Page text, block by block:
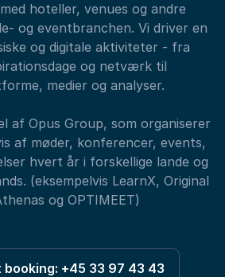
hoteller, venues og andre
og eventbranchen. Vi driver en
og digitale aktiviteter - fra
og netværk til
medier og analyser.
af Opus Group, som organiserer
af møder, konferencer, events,
hvert år i forskellige lande og
(eksempelvis LearnX, Original
og OPTIMEET)
booking: +45 33 97 43 43